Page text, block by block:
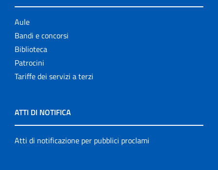
Aule
Bandi e concorsi
Biblioteca
Patrocini
Tariffe dei servizi a terzi
ATTI DI NOTIFICA
Atti di notificazione per pubblici proclami